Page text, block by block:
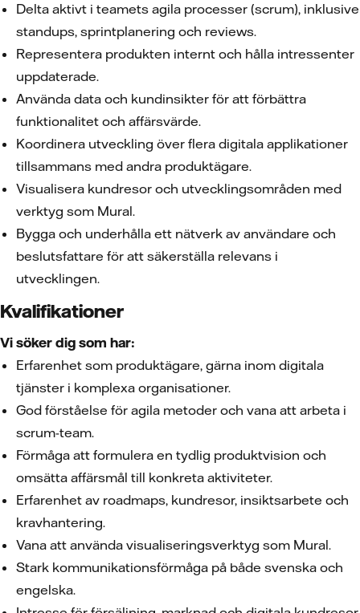
Delta aktivt i teamets agila processer (scrum), inklusive
standups, sprintplanering och reviews.
Representera produkten internt och hålla intressenter
uppdaterade.
Använda data och kundinsikter för att förbättra
funktionalitet och affärsvärde.
Koordinera utveckling över flera digitala applikationer
tillsammans med andra produktägare.
Visualisera kundresor och utvecklingsområden med
verktyg som Mural.
Bygga och underhålla ett nätverk av användare och
beslutsfattare för att säkerställa relevans i
utvecklingen.
Kvalifikationer
Vi söker dig som har:
Erfarenhet som produktägare, gärna inom digitala
tjänster i komplexa organisationer.
God förståelse för agila metoder och vana att arbeta i
scrum-team.
Förmåga att formulera en tydlig produktvision och
omsätta affärsmål till konkreta aktiviteter.
Erfarenhet av roadmaps, kundresor, insiktsarbete och
kravhantering.
Vana att använda visualiseringsverktyg som Mural.
Stark kommunikationsförmåga på både svenska och
engelska.